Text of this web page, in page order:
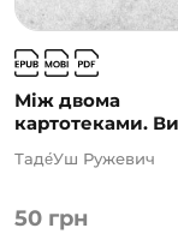
Між двома
картотеками.
50 грн
Таде́Уш Ружевич